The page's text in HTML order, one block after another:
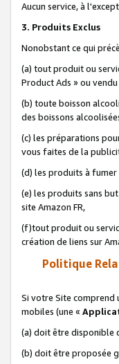
Aucun service, à
3. Produits Exclus
Nonobstant ce qui
(a) tout produit ou
Product Ads » ou
(b) toute boisson
des boissons
(c) les préparations
vous faites de la
(d) les produits à fumer
(e) les produits sans
site Amazon FR,
(f)tout produit ou
création de liens sur
Politique
Si votre Site comprend
mobiles (une «
(a) doit être disponible
(b) doit être proposée